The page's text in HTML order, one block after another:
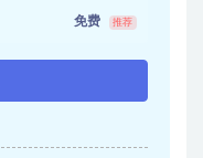
免费 推荐